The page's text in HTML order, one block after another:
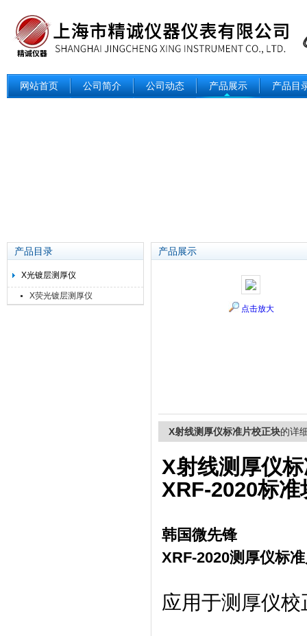
网站首页 公司简介 公司动态 产品展示 产品目
产品目录
X光镀层测厚仪
X荧光镀层测厚仪
产品展示
点击放大
X射线测厚仪标准片校正块的详
X射线测厚仪
XRF-2020标准
韩国微先锋
XRF-2020测厚仪标
应用于测厚仪